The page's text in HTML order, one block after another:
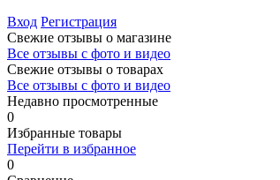
Вход Регистрация
Свежие отзывы о магазине
Все отзывы с фото и видео
Свежие отзывы о товарах
Все отзывы c фото и видео
Недавно просмотренные
0
Избранные товары
Перейти в избранное
0